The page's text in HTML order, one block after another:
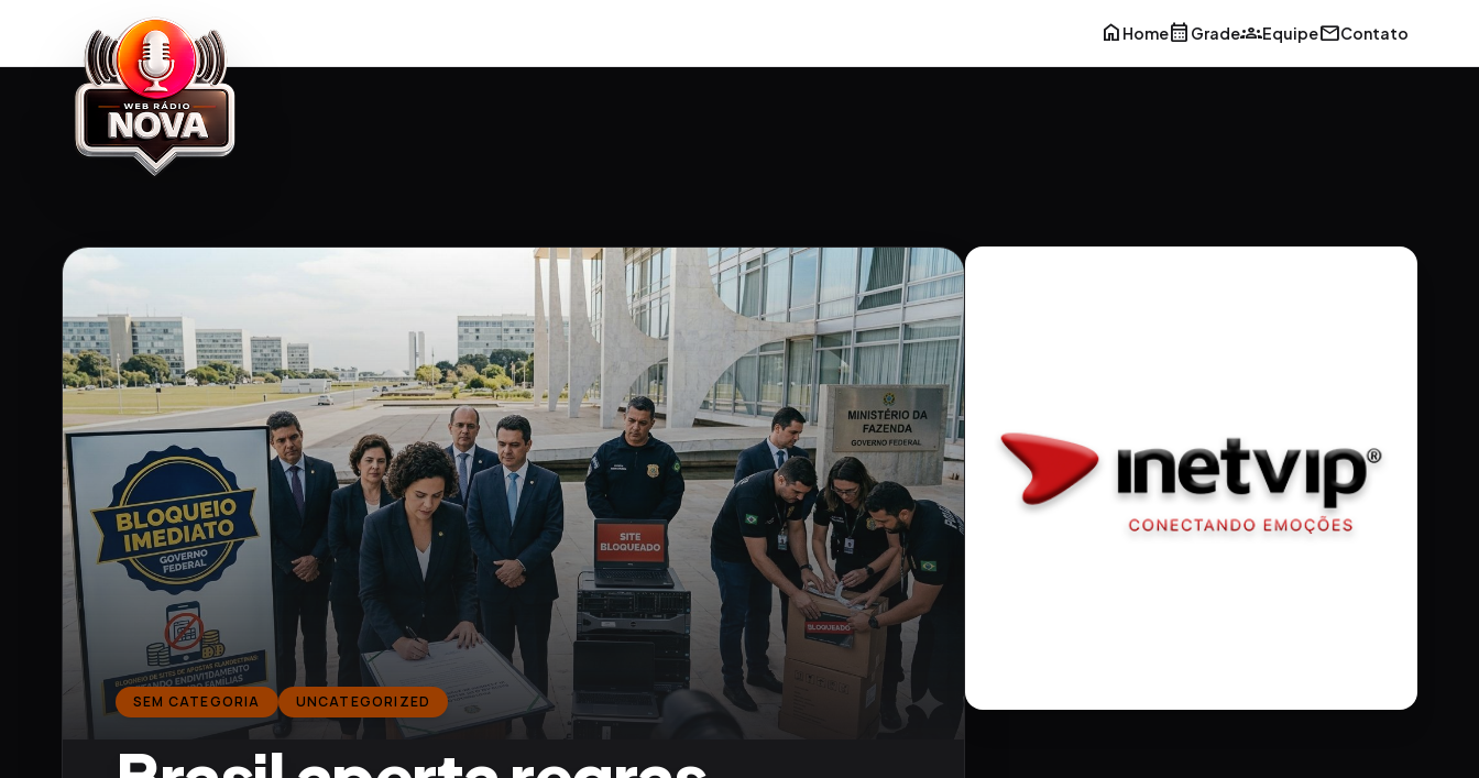
home Homecalendar_month GradegroupsEquipemailContato
SEM CATEGORIA UNCATEGORIZED